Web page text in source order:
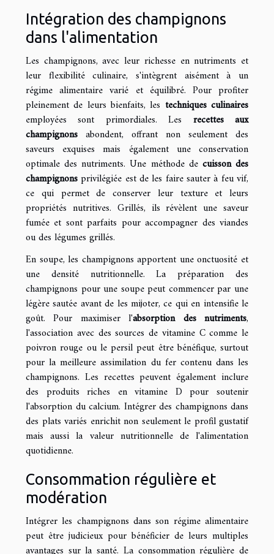
Intégration des champignons
dans l'alimentation
Les champignons, avec leur richesse en nutriments et
leur flexibilité culinaire, s'intègrent aisément à un
régime alimentaire varié et équilibré. Pour profiter
pleinement de leurs bienfaits, les techniques culinaires
employées sont primordiales. Les recettes aux
champignons abondent, offrant non seulement des
saveurs exquises mais également une conservation
optimale des nutriments. Une méthode de cuisson des
champignonsprivilégiée est de les faire sauter à feu vif,
ce qui permet de conserver leur texture et leurs
propriétés nutritives. Grillés, ils révèlent une saveur
fumée et sont parfaits pour accompagner des viandes
ou des légumes grillés.
En soupe, les champignons apportent une onctuosité et
une densité nutritionnelle. La préparation des
champignons pour une soupe peut commencer par une
légère sautée avant de les mijoter, ce qui en intensifie le
goût. Pour maximiser l'absorption des nutriments,
l'association avec des sources de vitamine C comme le
poivron rouge ou le persil peut être bénéfique, surtout
pour la meilleure assimilation du fer contenu dans les
champignons. Les recettes peuvent également inclure
des produits riches en vitamine D pour soutenir
l'absorption du calcium. Intégrer des champignons dans
des plats variés enrichit non seulement le profil gustatif
mais aussi la valeur nutritionnelle de l'alimentation
quotidienne.
Consommation régulière et
modération
Intégrer les champignons dans son régime alimentaire
peut être judicieux pour bénéficier de leurs multiples